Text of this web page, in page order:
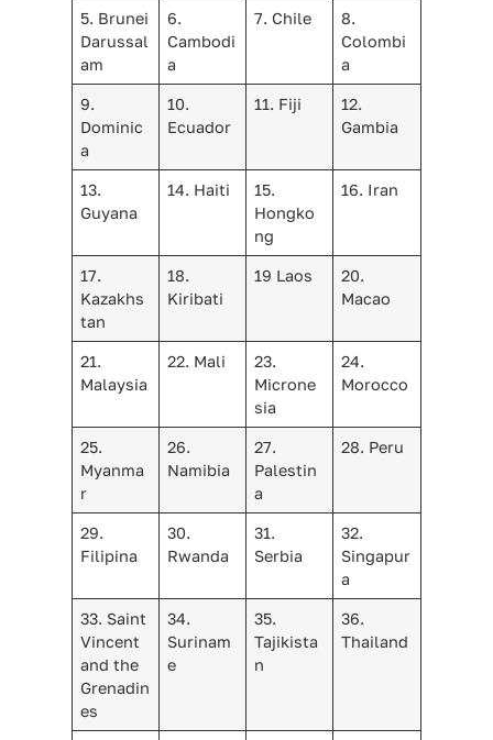
5. Brunei
Darussal
am
6.
Cambodi
a
7. Chile
8.
Colombi
a
9.
Dominic
a
10.
Ecuador
11. Fiji
12.
Gambia
13.
Guyana
14. Haiti
15.
Hongko
ng
16. Iran
17.
Kazakhs
tan
18.
Kiribati
19 Laos
20.
Macao
21.
Malaysia
22. Mali
23.
Microne
sia
24.
Morocco
25.
Myanma
r
26.
Namibia
27.
Palestin
a
28. Peru
29.
Filipina
30.
Rwanda
31.
Serbia
32.
Singapur
a
33. Saint
Vincent
and the
Grenadin
es
34.
Surinam
e
35.
Tajikista
n
36.
Thailand